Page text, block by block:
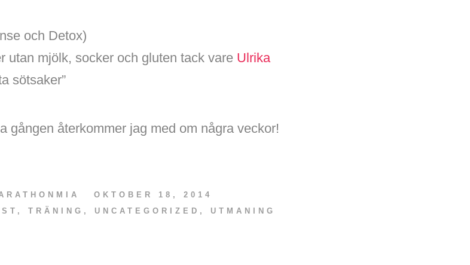
och Detox)
utan mjölk, socker och gluten tack vare Ulrika
sötsaker”
gången återkommer jag med om några veckor!
OKTOBER 18, 2014
, TRÄNING , UNCATEGORIZED , UTMANING